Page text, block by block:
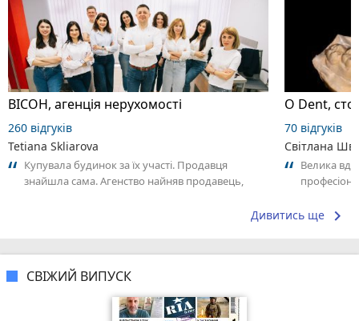
ВІСОН, агенція нерухомості
260 відгуків
Tetiana Skliarova
Купувала будинок за їх участі. Продавця
знайшла сама. Агенство найняв продавець,
O Dent,
70 відгуків
Світлана
Велика
Дивитись ще keyboard_arrow_right
СВІЖИЙ ВИПУСК